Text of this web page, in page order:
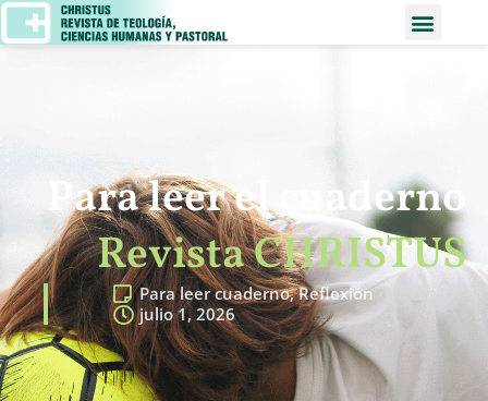
Para leer el cuaderno
Revista CHRISTUS
Para leer cuaderno,Reflexión
julio 1, 2026